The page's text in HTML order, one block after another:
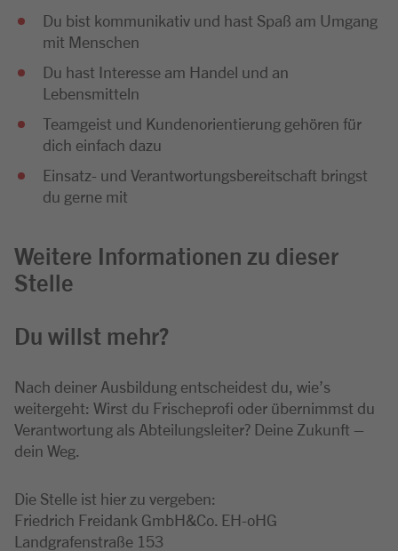
Du bist kommunikativ und hast Spaß am Umgang
mit Menschen
Du hast Interesse am Handel und an
Lebensmitteln
Teamgeist und Kundenorientierung gehören für
dich einfach dazu
Einsatz- und Verantwortungsbereitschaft bringst
du gerne mit
Weitere Informationen zu dieser
Stelle
Du willst mehr?
Nach deiner Ausbildung entscheidest du, wie’s
weitergeht: Wirst du Frischeprofi oder übernimmst du
Verantwortung als Abteilungsleiter? Deine Zukunft –
dein Weg.
Die Stelle ist hier zu vergeben:
Friedrich Freidank GmbH&Co. EH-oHG
Landgrafenstraße 153